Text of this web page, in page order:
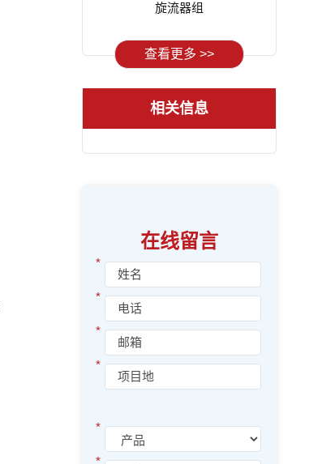
旋流器组
查看更多 >>
相关信息
在线留言
*
*
*
*
*